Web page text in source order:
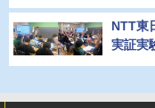
NTT東
実証実